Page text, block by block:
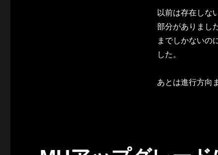
以前は存在しな
部分がありまし
までしかないの
した。
あとは進行方向